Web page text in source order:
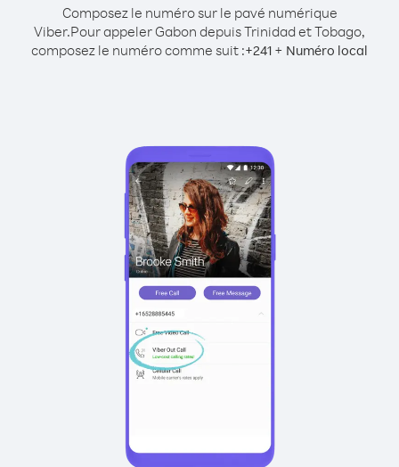
Composez le numéro sur le pavé numérique
Viber.Pour appeler Gabon depuis Trinidad et Tobago,
composez le numéro comme suit :+241 + Numéro local